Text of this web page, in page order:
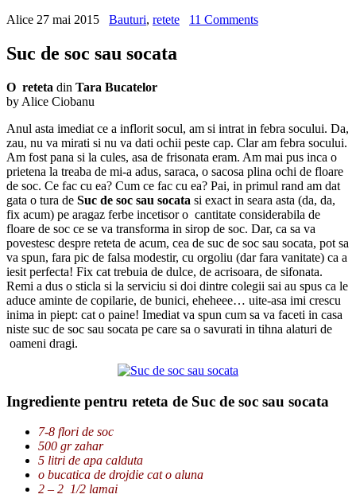
Alice 27 mai 2015 Bauturi, retete 11 Comments
Suc de soc sau socata
O reteta din Tara Bucatelor
by Alice Ciobanu
Anul asta imediat ce a inflorit socul, am si intrat in febra socului. Da,
zau, nu va mirati si nu va dati ochii peste cap. Clar am febra socului.
Am fost pana si la cules, asa de frisonata eram. Am mai pus inca o
prietena la treaba de mi-a adus, saraca, o sacosa plina ochi de floare
de soc. Ce fac cu ea? Cum ce fac cu ea? Pai, in primul rand am dat
gata o tura de Suc de soc sau socata si exact in seara asta (da, da,
fix acum) pe aragaz ferbe incetisor o cantitate considerabila de
floare de soc ce se va transforma in sirop de soc. Dar, ca sa va
povestesc despre reteta de acum, cea de suc de soc sau socata, pot sa
va spun, fara pic de falsa modestir, cu orgoliu (dar fara vanitate) ca a
iesit perfecta! Fix cat trebuia de dulce, de acrisoara, de sifonata.
Remi a dus o sticla si la serviciu si doi dintre colegii sai au spus ca le
aduce aminte de copilarie, de bunici, eheheee… uite-asa imi crescu
inima in piept: cat o paine! Imediat va spun cum sa va faceti in casa
niste suc de soc sau socata pe care sa o savurati in tihna alaturi de
oameni dragi.
Ingrediente pentru reteta de Suc de soc sau socata
7-8 flori de soc
500 gr zahar
5 litri de apa calduta
o bucatica de drojdie cat o aluna
2 – 2 1/2 lamai